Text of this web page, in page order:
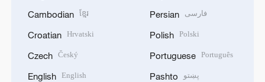
Cambodian ខ្មែរ
Croatian Hrvatski
Czech Český
English English
Persian فارسی
Polish Polski
Portuguese Português
Pashto پښتو